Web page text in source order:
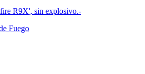
R9X', sin explosivo.-
Fuego